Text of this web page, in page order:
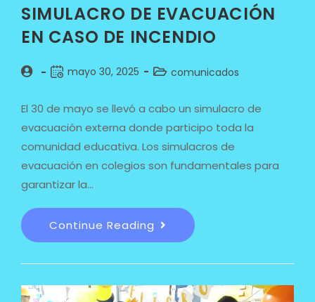
SIMULACRO DE EVACUACIÓN
EN CASO DE INCENDIO
mayo 30, 2025 comunicados
El 30 de mayo se llevó a cabo un simulacro de
evacuación externa donde participo toda la
comunidad educativa. Los simulacros de
evacuación en colegios son fundamentales para
garantizar la…
Continue Reading